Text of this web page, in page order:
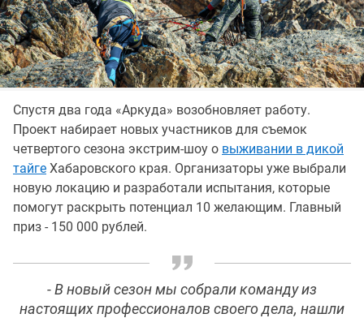
Спустя два года «Аркуда» возобновляет работу.
Проект набирает новых участников для съемок
четвертого сезона экстрим-шоу о выживании в дикой
тайге Хабаровского края. Организаторы уже выбрали
новую локацию и разработали испытания, которые
помогут раскрыть потенциал 10 желающим. Главный
приз - 150 000 рублей.
- В новый сезон мы собрали команду из
настоящих профессионалов своего дела, нашли